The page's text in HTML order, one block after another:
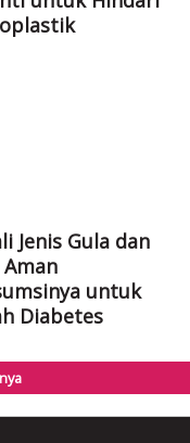
Jenis Gula dan
Aman
untuk
Diabetes